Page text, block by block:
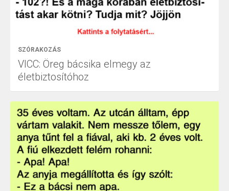
SZÓRAKOZÁS
VICC: Öreg bácsika elmegy az
életbiztosítóhoz